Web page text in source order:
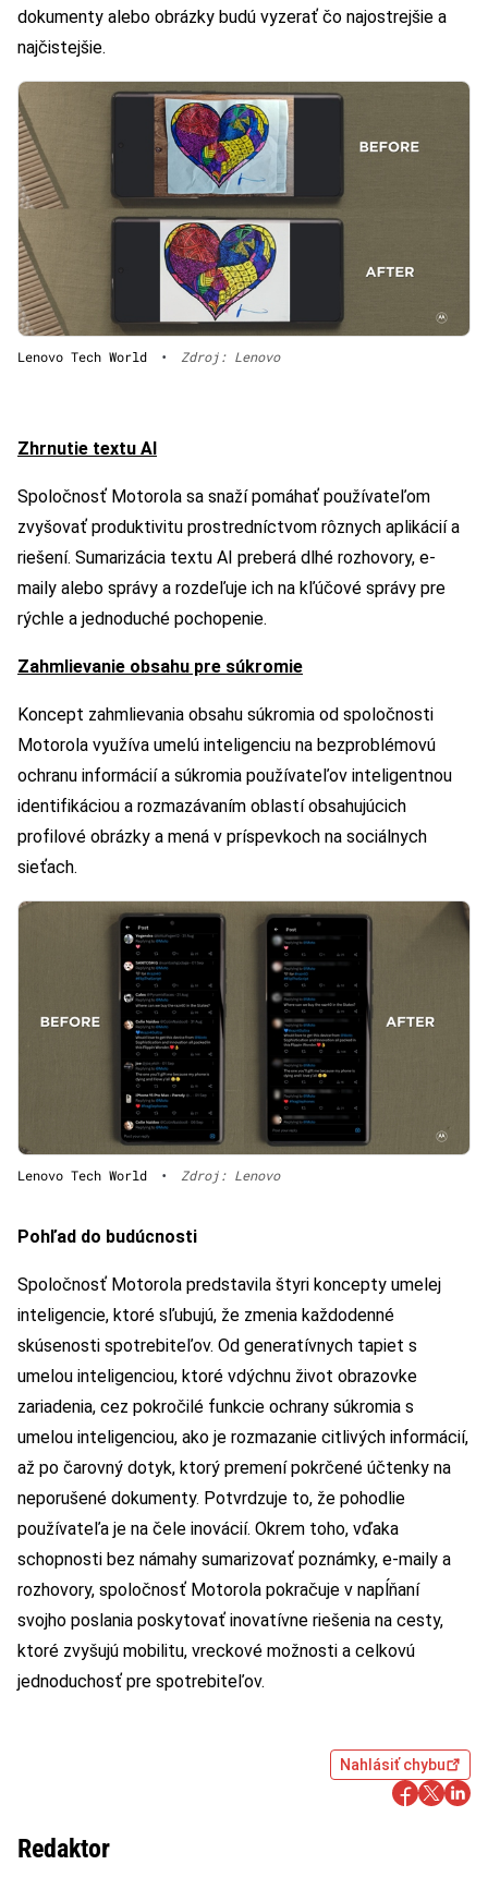
dokumenty alebo obrázky budú vyzerať čo najostrejšie a
najčistejšie.
Lenovo Tech World • Zdroj: Lenovo
Zhrnutie textu AI
Spoločnosť Motorola sa snaží pomáhať používateľom
zvyšovať produktivitu prostredníctvom rôznych aplikácií a
riešení. Sumarizácia textu AI preberá dlhé rozhovory, e-
maily alebo správy a rozdeľuje ich na kľúčové správy pre
rýchle a jednoduché pochopenie.
Zahmlievanie obsahu pre súkromie
Koncept zahmlievania obsahu súkromia od spoločnosti
Motorola využíva umelú inteligenciu na bezproblémovú
ochranu informácií a súkromia používateľov inteligentnou
identifikáciou a rozmazávaním oblastí obsahujúcich
profilové obrázky a mená v príspevkoch na sociálnych
sieťach.
Lenovo Tech World • Zdroj: Lenovo
Pohľad do budúcnosti
Spoločnosť Motorola predstavila štyri koncepty umelej
inteligencie, ktoré sľubujú, že zmenia každodenné
skúsenosti spotrebiteľov. Od generatívnych tapiet s
umelou inteligenciou, ktoré vdýchnu život obrazovke
zariadenia, cez pokročilé funkcie ochrany súkromia s
umelou inteligenciou, ako je rozmazanie citlivých informácií,
až po čarovný dotyk, ktorý premení pokrčené účtenky na
neporušené dokumenty. Potvrdzuje to, že pohodlie
používateľa je na čele inovácií. Okrem toho, vďaka
schopnosti bez námahy sumarizovať poznámky, e-maily a
rozhovory, spoločnosť Motorola pokračuje v napĺňaní
svojho poslania poskytovať inovatívne riešenia na cesty,
ktoré zvyšujú mobilitu, vreckové možnosti a celkovú
jednoduchosť pre spotrebiteľov.
Nahlásiť chybu
Redaktor